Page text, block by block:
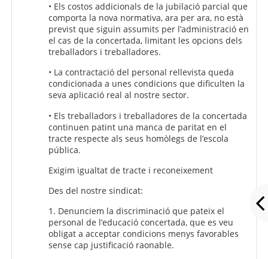
• Els costos addicionals de la jubilació parcial que
comporta la nova normativa, ara per ara, no està
previst que siguin assumits per l’administració en
el cas de la concertada, limitant les opcions dels
treballadors i treballadores.
• La contractació del personal rellevista queda
condicionada a unes condicions que dificulten la
seva aplicació real al nostre sector.
• Els treballadors i treballadores de la concertada
continuen patint una manca de paritat en el
tracte respecte als seus homòlegs de l’escola
pública.
Exigim igualtat de tracte i reconeixement
Des del nostre sindicat:
1. Denunciem la discriminació que pateix el
personal de l’educació concertada, que es veu
obligat a acceptar condicions menys favorables
sense cap justificació raonable.